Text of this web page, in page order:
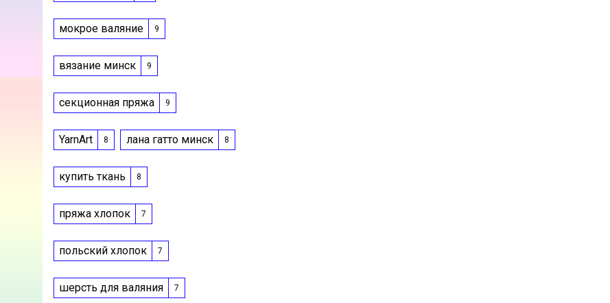
мокрое валяние 9
вязание минск 9
секционная пряжа 9
YarnArt 8 лана гатто минск 8
купить ткань 8
пряжа хлопок 7
польский хлопок 7
шерсть для валяния 7